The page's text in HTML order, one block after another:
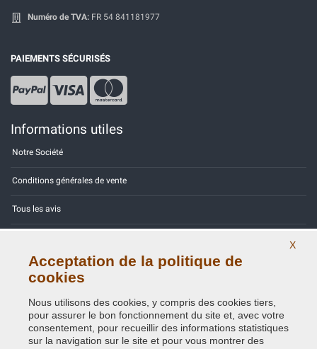
Numéro de TVA: FR 54 841181977
PAIEMENTS SÉCURISÉS
Informations utiles
Notre Société
Conditions générales de vente
Tous les avis
Contactez-nous
Politique de confidentialité - RGPD
X
Acceptation de la politique de
cookies
Nous utilisons des cookies, y compris des cookies tiers,
pour assurer le bon fonctionnement du site et, avec votre
consentement, pour recueillir des informations statistiques
sur la navigation sur le site et pour vous montrer des